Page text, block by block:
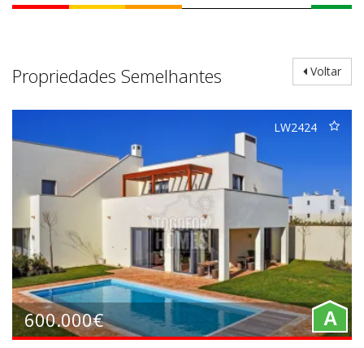
Voltar
Propriedades Semelhantes
LW2424
600.000€ A